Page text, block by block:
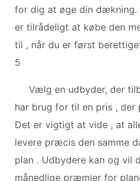
for dig at øge din dækning.
er tilrådeligt at købe den
til , når du er først
5
Vælg en udbyder, der
har brug for til en pris , der
Det er vigtigt at vide , at
levere præcis den samme
plan . Udbydere kan og
månedlige præmier for